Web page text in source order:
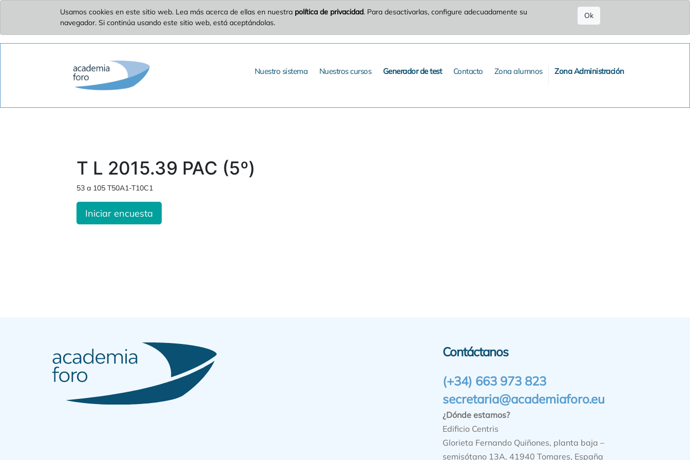
Usamos cookies en este sitio web. Lea más acerca de ellas en nuestra política de privacidad. Para desactivarlas, configure adecuadamente su
navegador. Si continúa usando este sitio web, está aceptándolas.
Ok
Nuestro sistema Nuestros cursos Generador de test Contacto Zona alumnos Zona Administración
T L 2015.39 PAC (5º)
53 a 105 T50A1-T10C1
Iniciar encuesta
Contáctanos
(+34) 663 973 823
secretaria@academiaforo.eu
¿Dónde estamos?
Edificio Centris
Glorieta Fernando Quiñones, planta baja –
semisótano 13A, 41940 Tomares, España